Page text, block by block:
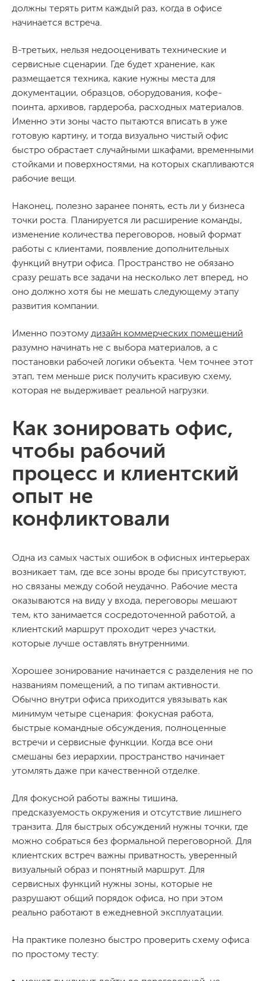
должны терять ритм каждый раз, когда в офисе
начинается встреча.
В-третьих, нельзя недооценивать технические и
сервисные сценарии. Где будет хранение, как
размещается техника, какие нужны места для
документации, образцов, оборудования, кофе-
поинта, архивов, гардероба, расходных материалов.
Именно эти зоны часто пытаются вписать в уже
готовую картину, и тогда визуально чистый офис
быстро обрастает случайными шкафами, временными
стойками и поверхностями, на которых скапливаются
рабочие вещи.
Наконец, полезно заранее понять, есть ли у бизнеса
точки роста. Планируется ли расширение команды,
изменение количества переговоров, новый формат
работы с клиентами, появление дополнительных
функций внутри офиса. Пространство не обязано
сразу решать все задачи на несколько лет вперед, но
оно должно хотя бы не мешать следующему этапу
развития компании.
Именно поэтому дизайн коммерческих помещений
разумно начинать не с выбора материалов, а с
постановки рабочей логики объекта. Чем точнее этот
этап, тем меньше риск получить красивую схему,
которая не выдерживает реальной нагрузки.
Как зонировать офис,
чтобы рабочий
процесс и клиентский
опыт не
конфликтовали
Одна из самых частых ошибок в офисных интерьерах
возникает там, где все зоны вроде бы присутствуют,
но связаны между собой неудачно. Рабочие места
оказываются на виду у входа, переговоры мешают
тем, кто занимается сосредоточенной работой, а
клиентский маршрут проходит через участки,
которые лучше оставлять внутренними.
Хорошее зонирование начинается с разделения не по
названиям помещений, а по типам активности.
Обычно внутри офиса приходится увязывать как
минимум четыре сценария: фокусная работа,
быстрые командные обсуждения, полноценные
встречи и сервисные функции. Когда все они
смешаны без иерархии, пространство начинает
утомлять даже при качественной отделке.
Для фокусной работы важны тишина,
предсказуемость окружения и отсутствие лишнего
транзита. Для быстрых обсуждений нужны точки, где
можно собраться без формальной переговорной. Для
клиентских встреч важны приватность, уверенный
визуальный образ и понятный маршрут. Для
сервисных функций нужны зоны, которые не
разрушают общий порядок офиса, но при этом
реально работают в ежедневной эксплуатации.
На практике полезно быстро проверить схему офиса
по простому тесту: